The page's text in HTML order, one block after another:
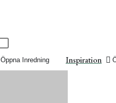
Öppna Inredning Inspiration